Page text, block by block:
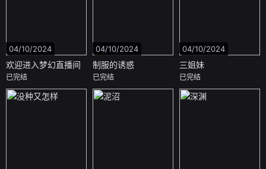
04/10/2024
欢迎进入梦幻直播间
已完结
04/10/2024
制服的诱惑
已完结
04/10/2024
三姐妹
已完结